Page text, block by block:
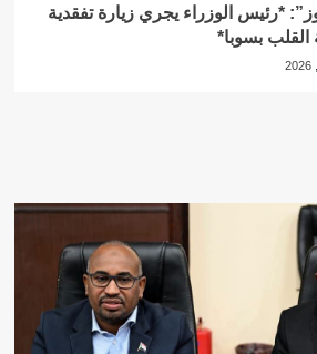
*رئيس الوزراء يجري زيارة تفقدية
القلب بسوبا*